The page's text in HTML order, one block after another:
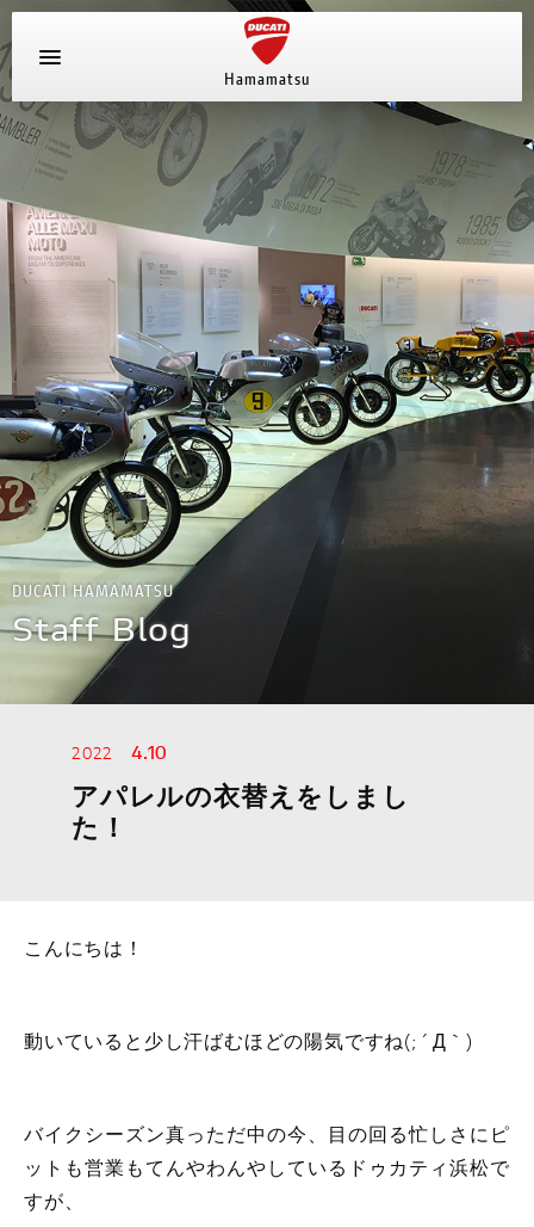
Hamamatsu
新車ラインナップ
中古車
ストア情報
採用情報
ブログ
キャンペーン
スタッフ紹介
イベント
アパレル
MOTOGP
WSBK
デスモプラン
DUCATI HAMAMATSU
Staff Blog
2022 4.10
アパレルの衣替えをしまし
た！
こんにちは！
動いていると少し汗ばむほどの陽気ですね(;´Д｀)
バイクシーズン真っただ中の今、目の回る忙しさにピ
ットも営業もてんやわんやしているドゥカティ浜松で
すが、